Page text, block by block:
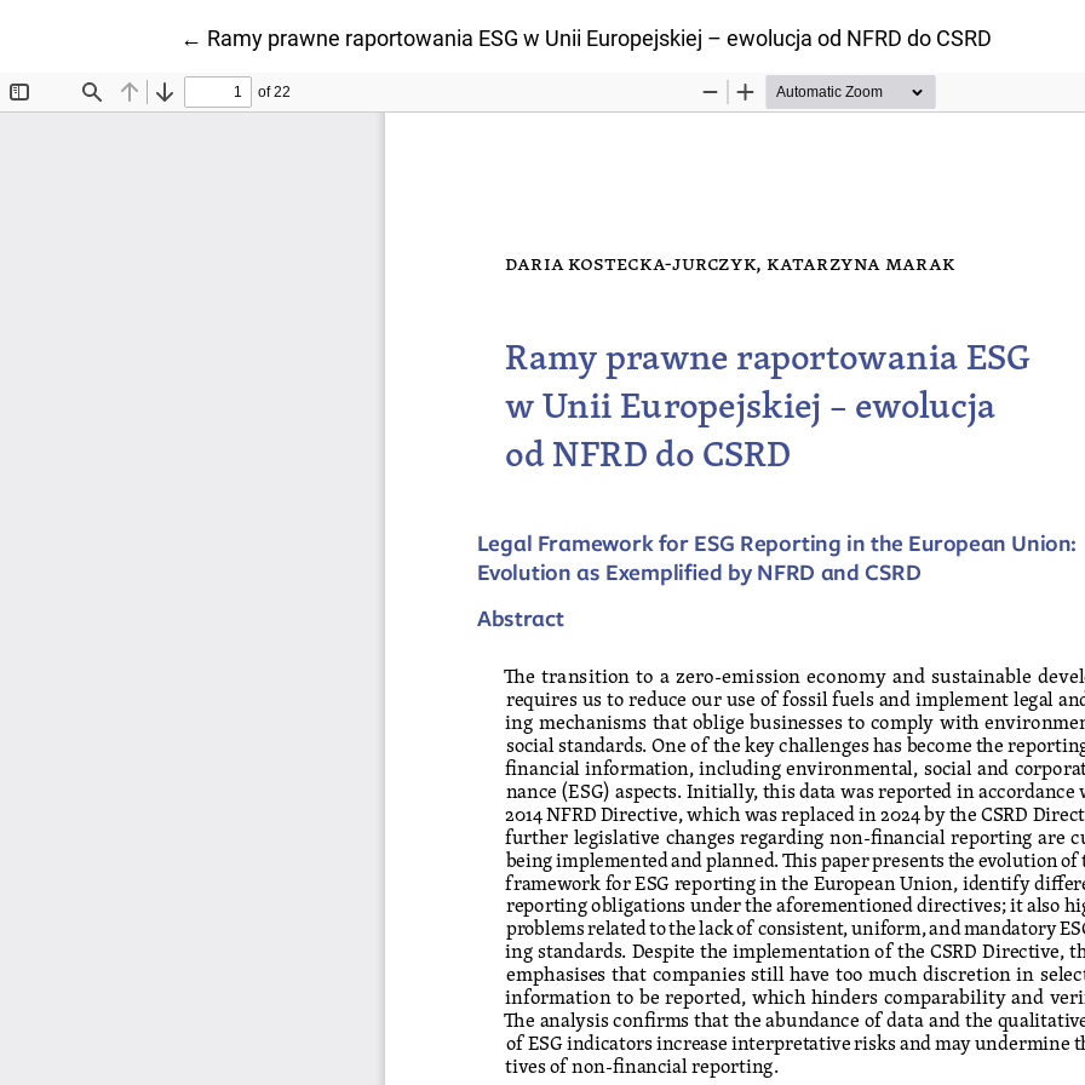
← Wróć do szczegółów artykułu
Ramy prawne raportowania ESG w Unii Europejskiej – ewolucja od NFRD do CSRD